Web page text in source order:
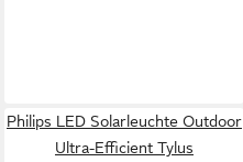
Philips LED Solarleuchte Outdoor
Ultra-Efficient Tylus